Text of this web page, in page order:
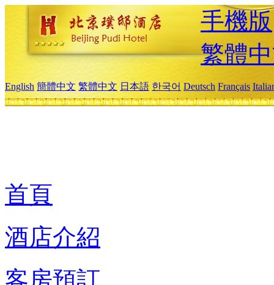
手機版
繁體
English 簡體中文 繁體中文 日本語 한국어 Deutsch Français
首頁
酒店介紹